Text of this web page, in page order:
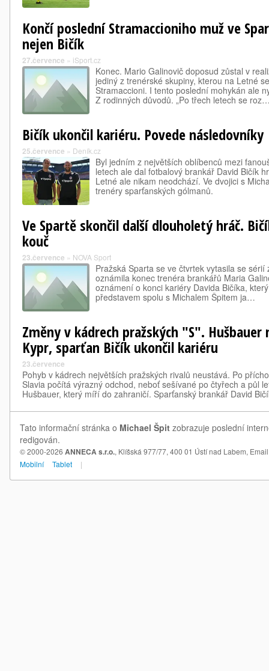
Končí poslední Stramaccioniho muž ve
nejen Bičík
27.července » iSport.cz
Konec. Mario Galinovič doposud zůstal v
jediný z trenérské skupiny, kterou na Letné
Stramaccioni. I tento poslední mohykán ale
Z rodinných důvodů. „Po třech letech se
Bičík ukončil kariéru. Povede následovníky
25.července » Deník.cz
Byl jedním z největších oblíbenců mezi
letech ale dal fotbalový brankář David Bičík
Letné ale nikam neodchází. Ve dvojici s
trenéry sparťanských gólmanů.
Ve Spartě skončil další dlouholetý hráč.
kouč
23.července » NOVA Sport
Pražská Sparta se ve čtvrtek vytasila se
oznámila konec trenéra brankářů Maria
oznámení o konci kariéry Davida Bičíka,
představem spolu s Michalem Špitem ja…
Změny v kádrech pražských "S". Hušbauer
Kypr, sparťan Bičík ukončil kariéru
23.července
Pohyb v kádrech největších pražských rivalů neustává. Po
Slavia počítá výrazný odchod, neboť sešívané po čtyřech a půl
Hušbauer, který míří do zahraničí. Sparťanský brankář David
Tato informační stránka o Michael Špit zobrazuje poslední
redigován.
© 2000-2026 ANNECA s.r.o., Klíšská 977/77, 400 01 Ústí nad Labem,
Mobilní
Tablet |